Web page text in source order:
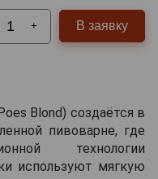
+ В заявку
Blond) создаётся в
пивоварне, где
технологии
используют мягкую